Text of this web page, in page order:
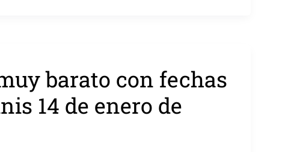
barato con fechas
14 de enero de